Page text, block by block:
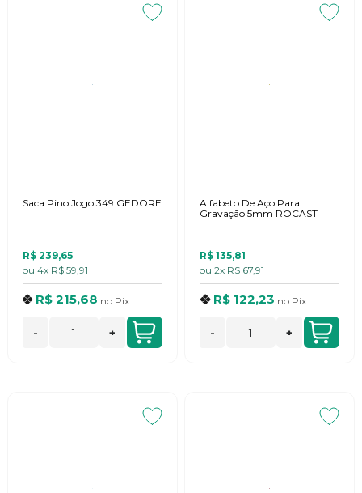
Saca Pino Jogo 349 GEDORE
R$ 239,65
ou 4x R$ 59,91
R$ 215,68 no Pix
- +
Alfabeto De Aço Para
Gravação 5mm ROCAST
R$ 135,81
ou 2x R$ 67,91
R$ 122,23 no Pix
- +